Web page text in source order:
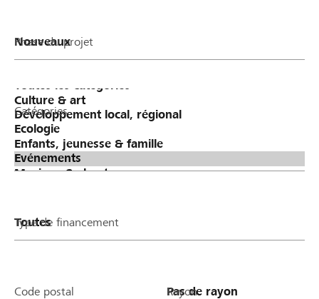
Phase du projet
Catégories
Type de financement
Code postal Rayon